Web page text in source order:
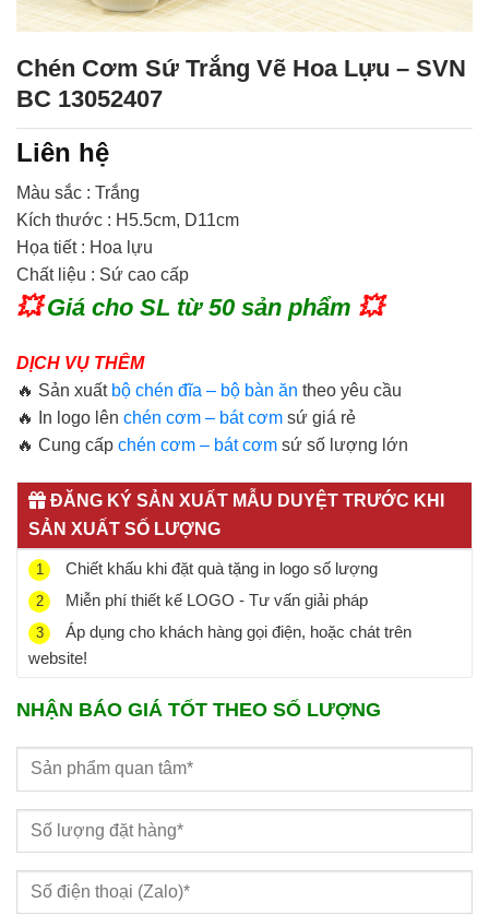
Chén Cơm Sứ Trắng Vẽ Hoa Lựu – SVN
BC 13052407
Liên hệ
Màu sắc : Trắng
Kích thước : H5.5cm, D11cm
Họa tiết : Hoa lựu
Chất liệu : Sứ cao cấp
💥Giá cho SL từ 50 sản phẩm 💥
DỊCH VỤ THÊM
🔥 Sản xuất bộ chén đĩa – bộ bàn ăn theo yêu cầu
🔥 In logo lên chén cơm – bát cơm sứ giá rẻ
🔥 Cung cấp chén cơm – bát cơm sứ số lượng lớn
ĐĂNG KÝ SẢN XUẤT MẪU DUYỆT TRƯỚC KHI
SẢN XUẤT SỐ LƯỢNG
1 Chiết khấu khi đặt quà tặng in logo số lượng
2 Miễn phí thiết kế LOGO - Tư vấn giải pháp
3
Áp dụng cho khách hàng gọi điện, hoặc chát trên
website!
NHẬN BÁO GIÁ TỐT THEO SỐ LƯỢNG